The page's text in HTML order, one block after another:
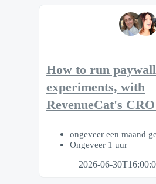
How to run paywall
experiments, with
RevenueCat's
ongeveer een maand
Ongeveer 1 uur
2026-06-